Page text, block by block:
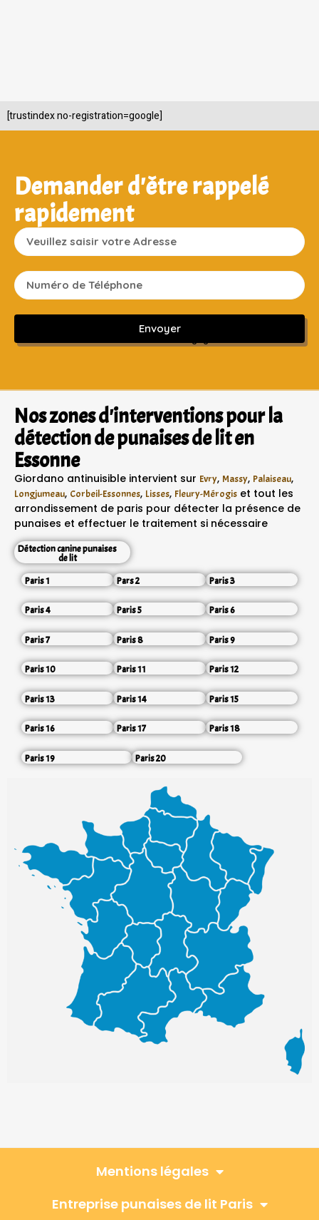
[trustindex no-registration=google]
Demander d'être rappelé
rapidement
Envoyer
Sans engagement ni frais cachés
Nos zones d'interventions pour la
détection de punaises de lit en
Essonne
Giordano antinuisible intervient sur Evry, Massy, Palaiseau,
Longjumeau, Corbeil-Essonnes, Lisses, Fleury-Mérogis et tout les
arrondissement de paris pour détecter la présence de
punaises et effectuer le traitement si nécessaire
Détection canine punaises
de lit
Paris 1
Pars 2 Paris 3
Paris 4 Paris 5 Paris 6
Paris 7 Paris 8 Paris 9
Paris 10 Paris 11 Paris 12
Paris 13 Paris 14 Paris 15
Paris 16 Paris 17 Paris 18
Paris 19 Paris 20
Mentions légales
Entreprise punaises de lit Paris